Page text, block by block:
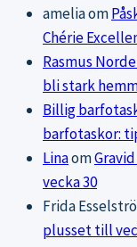
ameliaom
Chérie
Rasmus
bli stark
Billig
barfotaskor:
Linaom
vecka 30
Frida
plusset till